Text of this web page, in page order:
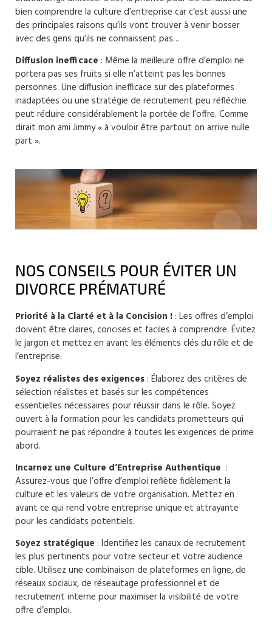
bien comprendre la culture d’entreprise car c’est aussi une
des principales raisons qu’ils vont trouver à venir bosser
avec des gens qu’ils ne connaissent pas…
Diffusion inefficace : Même la meilleure offre d’emploi ne
portera pas ses fruits si elle n’atteint pas les bonnes
personnes. Une diffusion inefficace sur des plateformes
inadaptées ou une stratégie de recrutement peu réfléchie
peut réduire considérablement la portée de l’offre. Comme
dirait mon ami Jimmy « à vouloir être partout on arrive nulle
part ».
NOS CONSEILS POUR ÉVITER UN
DIVORCE PRÉMATURÉ
Priorité à la Clarté et à la Concision ! : Les offres d’emploi
doivent être claires, concises et faciles à comprendre. Évitez
le jargon et mettez en avant les éléments clés du rôle et de
l’entreprise.
Soyez réalistes des exigences : Élaborez des critères de
sélection réalistes et basés sur les compétences
essentielles nécessaires pour réussir dans le rôle. Soyez
ouvert à la formation pour les candidats prometteurs qui
pourraient ne pas répondre à toutes les exigences de prime
abord.
Incarnez une Culture d’Entreprise Authentique :
Assurez-vous que l’offre d’emploi reflète fidèlement la
culture et les valeurs de votre organisation. Mettez en
avant ce qui rend votre entreprise unique et attrayante
pour les candidats potentiels.
Soyez stratégique : Identifiez les canaux de recrutement
les plus pertinents pour votre secteur et votre audience
cible. Utilisez une combinaison de plateformes en ligne, de
réseaux sociaux, de réseautage professionnel et de
recrutement interne pour maximiser la visibilité de votre
offre d’emploi.